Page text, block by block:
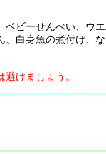
ビーせんべい、ウ
、白身魚の煮付け、
けましょう。